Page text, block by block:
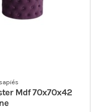
Mdf 70x70x42